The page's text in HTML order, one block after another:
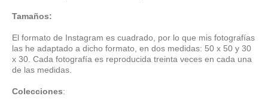
Tamaños:
El formato de Instagram es cuadrado, por lo que mis fotografías
las he adaptado a dicho formato, en dos medidas: 50 x 50 y 30
x 30. Cada fotografía es reproducida treinta veces en cada una
de las medidas.
Colecciones: